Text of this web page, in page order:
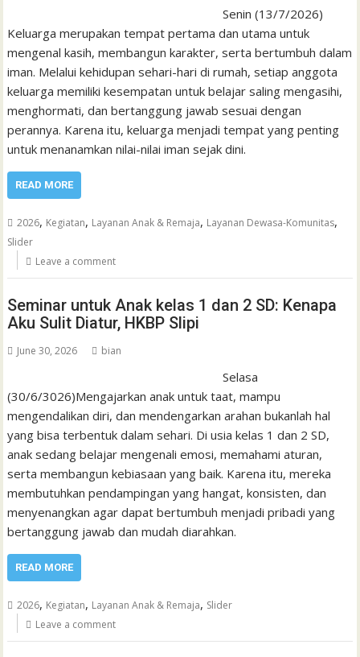
Senin (13/7/2026)
Keluarga merupakan tempat pertama dan utama untuk
mengenal kasih, membangun karakter, serta bertumbuh dalam
iman. Melalui kehidupan sehari-hari di rumah, setiap anggota
keluarga memiliki kesempatan untuk belajar saling mengasihi,
menghormati, dan bertanggung jawab sesuai dengan
perannya. Karena itu, keluarga menjadi tempat yang penting
untuk menanamkan nilai-nilai iman sejak dini.
READ MORE
2026, Kegiatan, Layanan Anak & Remaja, Layanan Dewasa-Komunitas,
Slider
Leave a comment
Seminar untuk Anak kelas 1 dan 2 SD: Kenapa
Aku Sulit Diatur, HKBP Slipi
June 30, 2026 bian
Selasa
(30/6/3026)Mengajarkan anak untuk taat, mampu
mengendalikan diri, dan mendengarkan arahan bukanlah hal
yang bisa terbentuk dalam sehari. Di usia kelas 1 dan 2 SD,
anak sedang belajar mengenali emosi, memahami aturan,
serta membangun kebiasaan yang baik. Karena itu, mereka
membutuhkan pendampingan yang hangat, konsisten, dan
menyenangkan agar dapat bertumbuh menjadi pribadi yang
bertanggung jawab dan mudah diarahkan.
READ MORE
2026, Kegiatan, Layanan Anak & Remaja, Slider
Leave a comment